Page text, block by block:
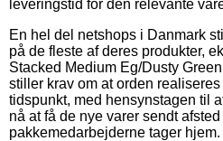
leveringstid for den relevante
En hel del netshops i Danmark
på de fleste af deres produkter,
Stacked Medium Eg/Dusty
stiller krav om at orden
tidspunkt, med hensynstagen til
nå at få de nye varer sendt
pakkemedarbejderne tager hjem.